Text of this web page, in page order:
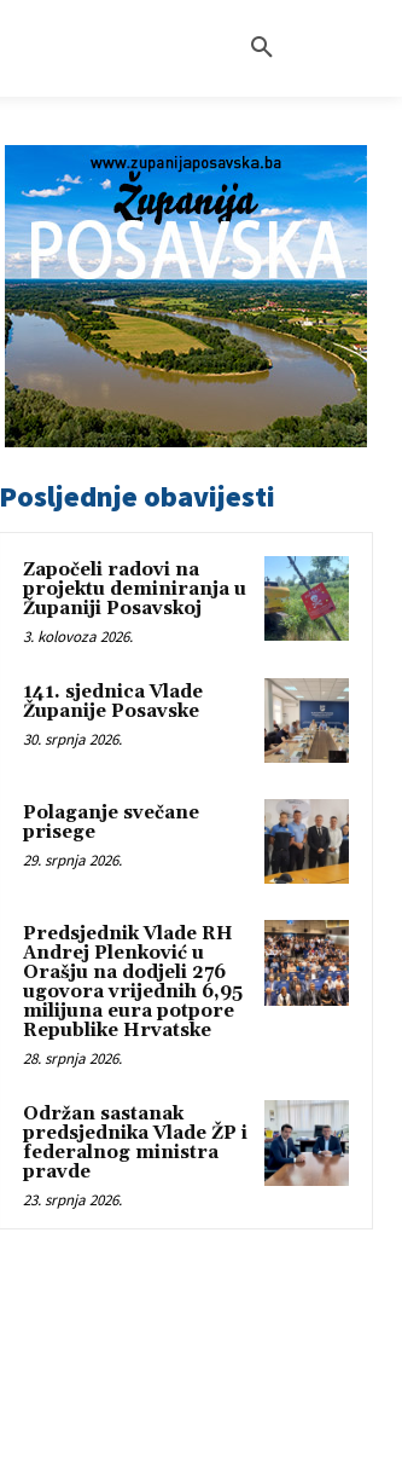
Posljednje obavijesti
Započeli radovi na
projektu deminiranja u
Županiji Posavskoj
3. kolovoza 2026.
141. sjednica Vlade
Županije Posavske
30. srpnja 2026.
Polaganje svečane
prisege
29. srpnja 2026.
Predsjednik Vlade RH
Andrej Plenković u
Orašju na dodjeli 276
ugovora vrijednih 6,95
milijuna eura potpore
Republike Hrvatske
28. srpnja 2026.
Održan sastanak
predsjednika Vlade ŽP i
federalnog ministra
pravde
23. srpnja 2026.